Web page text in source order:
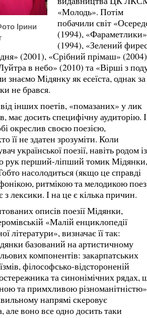
Ірини
«Молодь». Потім
побачили світ
(1994), «Фараметлики»
(1994), «Зелений
(2001), «Срібний прімаш»
в небо» (2010) та «Вірші з
знаємо Мідянку як есеїста, однак за
не брався.
інших поетів, «помазаних» у лик
має досить специфічну аудиторію.
окреслив своєю поезією,
її не здатен зрозуміти. Коли
української поезії, навіть родом із
рук перший-ліпший томик Мідянки,
насолодиться (якщо це справді
ритмікою та мелодикою
з лексики. І на це є кілька причин.
описів поезії Мідянки,
«Малій енциклопедії
літератури», визначає її так:
базований на артистичному
компонентів: закарпатських
філософсько-відстороненій
та синонімічних рядах,
та примхливою
напрямі скеровує
але воно все одно досить таки